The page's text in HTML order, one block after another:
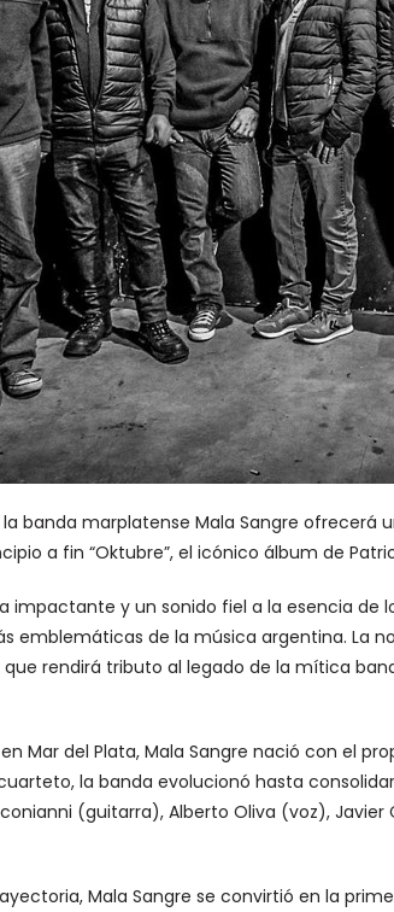
la banda marplatense Mala Sangre ofrecerá
a fin “Oktubre”, el icónico álbum de
impactante y un sonido fiel a la esencia de
emblemáticas de la música argentina. La
rendirá tributo al legado de la mítica
Mar del Plata, Mala Sangre nació con el
la banda evolucionó hasta
(guitarra), Alberto Oliva (voz),
Mala Sangre se convirtió en la